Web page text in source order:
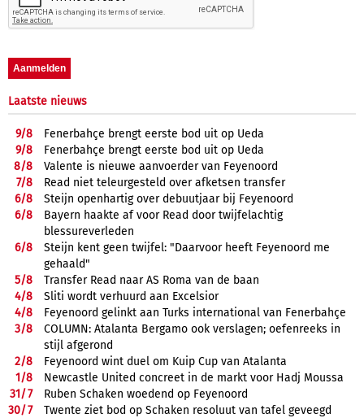
Laatste nieuws
9/8
Fenerbahçe brengt eerste bod uit op Ueda
9/8
Fenerbahçe brengt eerste bod uit op Ueda
8/8
Valente is nieuwe aanvoerder van Feyenoord
7/8
Read niet teleurgesteld over afketsen transfer
6/8
Steijn openhartig over debuutjaar bij Feyenoord
6/8
Bayern haakte af voor Read door twijfelachtig
blessureverleden
6/8
Steijn kent geen twijfel: "Daarvoor heeft Feyenoord me
gehaald"
5/8
Transfer Read naar AS Roma van de baan
4/8
Sliti wordt verhuurd aan Excelsior
4/8
Feyenoord gelinkt aan Turks international van Fenerbahçe
3/8
COLUMN: Atalanta Bergamo ook verslagen; oefenreeks in
stijl afgerond
2/8
Feyenoord wint duel om Kuip Cup van Atalanta
1/8
Newcastle United concreet in de markt voor Hadj Moussa
31/7
Ruben Schaken woedend op Feyenoord
30/7
Twente ziet bod op Schaken resoluut van tafel geveegd